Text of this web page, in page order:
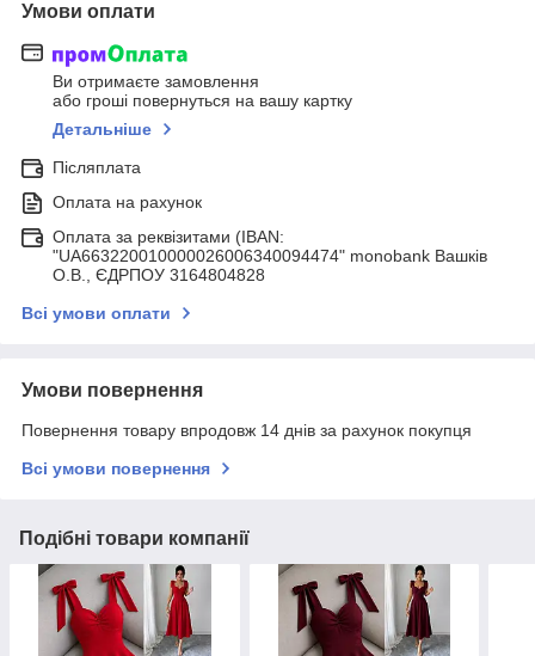
Умови оплати
Ви отримаєте замовлення
або гроші повернуться на вашу картку
Детальніше
Післяплата
Оплата на рахунок
Оплата за реквізитами (IBAN:
"UA663220010000026006340094474" monobank Вашків
О.В., ЄДРПОУ 3164804828
Всі умови оплати
Умови повернення
Повернення товару впродовж 14 днів за рахунок покупця
Всі умови повернення
Подібні товари компанії